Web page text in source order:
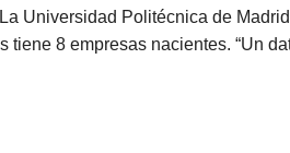
Universidad Politécnica de
tiene 8 empresas nacientes. “Un